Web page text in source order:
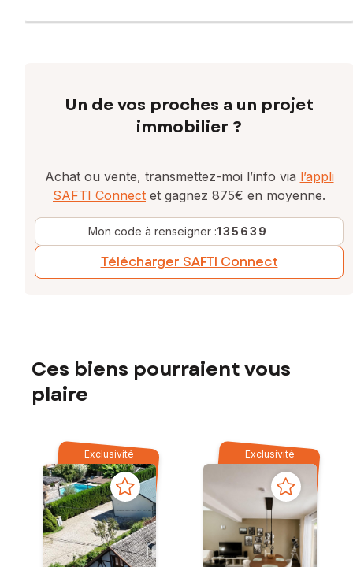
Un de vos proches a un projet
immobilier ?
Achat ou vente, transmettez-moi l’info via l’appli
SAFTI Connect et gagnez 875€ en moyenne.
Mon code à renseigner :135639
Télécharger SAFTI Connect
Ces biens pourraient vous
plaire
Exclusivité Exclusivité